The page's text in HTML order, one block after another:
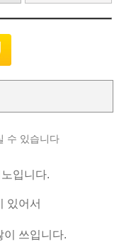
수 있습니다
입니다.
있어서
이 쓰입니다.